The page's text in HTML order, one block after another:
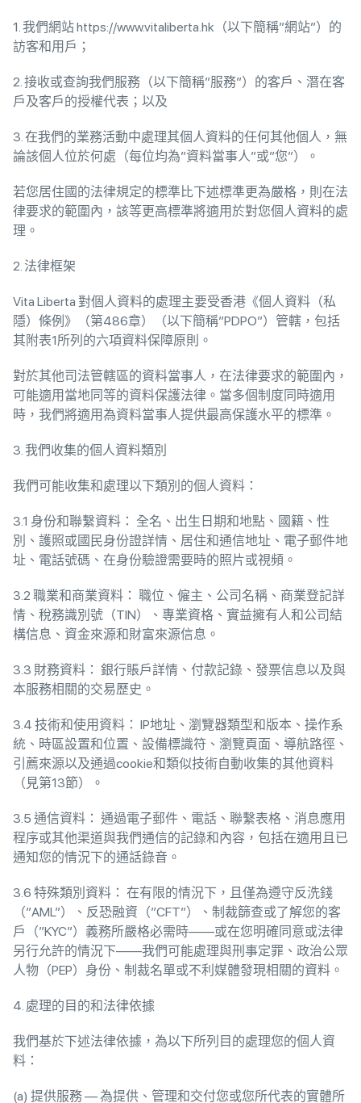
1. 我們網站 https://www.vitaliberta.hk（以下簡稱”網站”）的
訪客和用戶；
2. 接收或查詢我們服務（以下簡稱”服務”）的客戶、潛在客
戶及客戶的授權代表；以及
3. 在我們的業務活動中處理其個人資料的任何其他個人，無
論該個人位於何處（每位均為”資料當事人”或”您”）。
若您居住國的法律規定的標準比下述標準更為嚴格，則在法
律要求的範圍內，該等更高標準將適用於對您個人資料的處
理。
2. 法律框架
Vita Liberta 對個人資料的處理主要受香港《個人資料（私
隱）條例》（第486章）（以下簡稱”PDPO”）管轄，包括
其附表1所列的六項資料保障原則。
對於其他司法管轄區的資料當事人，在法律要求的範圍內，
可能適用當地同等的資料保護法律。當多個制度同時適用
時，我們將適用為資料當事人提供最高保護水平的標準。
3. 我們收集的個人資料類別
我們可能收集和處理以下類別的個人資料：
3.1 身份和聯繫資料： 全名、出生日期和地點、國籍、性
別、護照或國民身份證詳情、居住和通信地址、電子郵件地
址、電話號碼、在身份驗證需要時的照片或視頻。
3.2 職業和商業資料： 職位、僱主、公司名稱、商業登記詳
情、稅務識別號（TIN）、專業資格、實益擁有人和公司結
構信息、資金來源和財富來源信息。
3.3 財務資料： 銀行賬戶詳情、付款記錄、發票信息以及與
本服務相關的交易歷史。
3.4 技術和使用資料： IP地址、瀏覽器類型和版本、操作系
統、時區設置和位置、設備標識符、瀏覽頁面、導航路徑、
引薦來源以及通過cookie和類似技術自動收集的其他資料
（見第13節）。
3.5 通信資料： 通過電子郵件、電話、聯繫表格、消息應用
程序或其他渠道與我們通信的記錄和內容，包括在適用且已
通知您的情況下的通話錄音。
3.6 特殊類別資料： 在有限的情況下，且僅為遵守反洗錢
（”AML”）、反恐融資（”CFT”）、制裁篩查或了解您的客
戶（”KYC”）義務所嚴格必需時——或在您明確同意或法律
另行允許的情況下——我們可能處理與刑事定罪、政治公眾
人物（PEP）身份、制裁名單或不利媒體發現相關的資料。
4. 處理的目的和法律依據
我們基於下述法律依據，為以下所列目的處理您的個人資
料：
(a) 提供服務 — 為提供、管理和交付您或您所代表的實體所